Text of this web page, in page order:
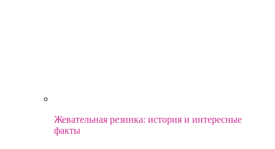
Жевательная резинка: история и интересные
факты